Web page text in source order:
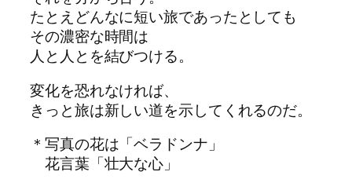
たとえどんなに短い旅であったとしても
その濃密な時間は
人と人とを結びつける。
変化を恐れなければ、
きっと旅は新しい道を示してくれるのだ。
＊写真の花は「ベラドンナ」
花言葉「壮大な心」